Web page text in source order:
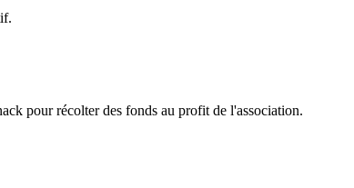
pour récolter des fonds au profit de l'association.